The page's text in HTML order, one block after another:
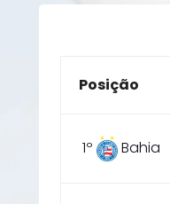
Posição
1º Bahia